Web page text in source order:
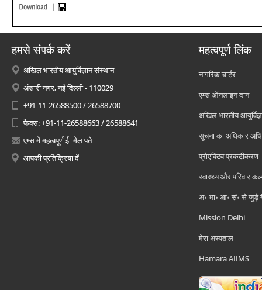
हमसे संपर्क करें
अखिल भारतीय आयुर्विज्ञान संस्थान
अंसारी नगर, नई दिल्ली - 110029
+91-11-26588500 / 26588700
फैक्स: +91-11-26588663 / 26588641
एम्स में महत्वपूर्ण ई -मेल पते
आपकी प्रतिक्रिया दें
महत्वपूर्ण लिंक
नागरिक चार्टर
एम्स ऑनलाइन दान
अखिल भारतीय
सूचना का अधिकार
प्रोएक्टिव प्रकटीकरण
स्वास्थ्य और परिवार
अ॰ भा॰ आ॰ सं॰ से जुड़े
Mission Delhi
मेरा अस्पताल
Hamara AIIMS